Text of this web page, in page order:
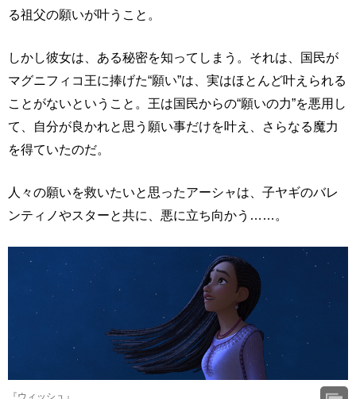
る祖父の願いが叶うこと。
しかし彼女は、ある秘密を知ってしまう。それは、国民が
マグニフィコ王に捧げた“願い”は、実はほとんど叶えられる
ことがないということ。王は国民からの“願いの力”を悪用し
て、自分が良かれと思う願い事だけを叶え、さらなる魔力
を得ていたのだ。
人々の願いを救いたいと思ったアーシャは、子ヤギのバレ
ンティノやスターと共に、悪に立ち向かう……。
『ウィッシュ』